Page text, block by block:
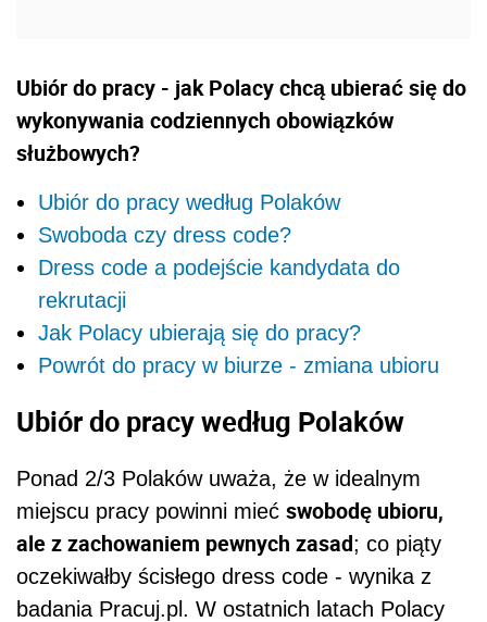
Ubiór do pracy - jak Polacy chcą ubierać się do
wykonywania codziennych obowiązków
służbowych?
Ubiór do pracy według Polaków
Swoboda czy dress code?
Dress code a podejście kandydata do
rekrutacji
Jak Polacy ubierają się do pracy?
Powrót do pracy w biurze - zmiana ubioru
Ubiór do pracy według Polaków
Ponad 2/3 Polaków uważa, że w idealnym
miejscu pracy powinni mieć swobodę ubioru,
ale z zachowaniem pewnych zasad; co piąty
oczekiwałby ścisłego dress code - wynika z
badania Pracuj.pl. W ostatnich latach Polacy